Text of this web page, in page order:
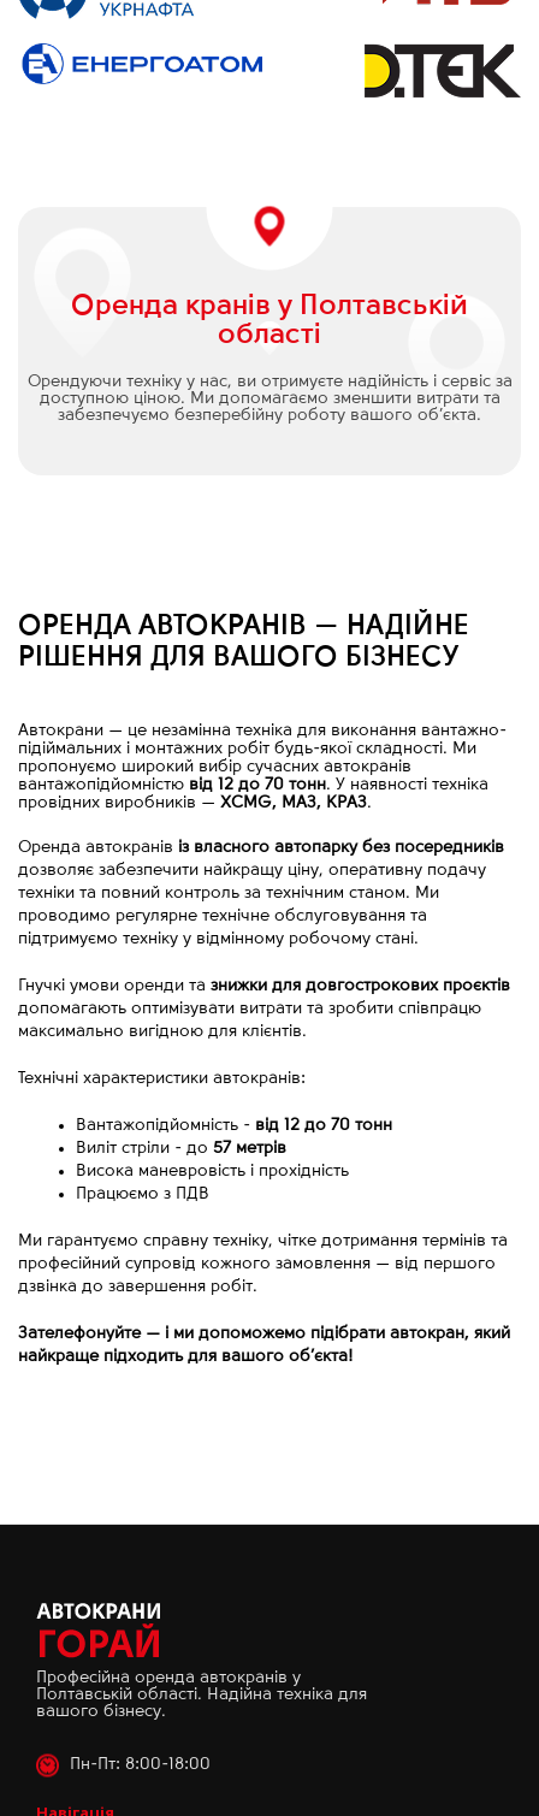
Оренда кранів у Полтавській
області
Орендуючи техніку у нас, ви отримуєте надійність і сервіс за
доступною ціною. Ми допомагаємо зменшити витрати та
забезпечуємо безперебійну роботу вашого об’єкта.
ОРЕНДА АВТОКРАНІВ — НАДІЙНЕ
РІШЕННЯ ДЛЯ ВАШОГО БІЗНЕСУ
Автокрани — це незамінна техніка для виконання вантажно-
підіймальних і монтажних робіт будь-якої складності. Ми
пропонуємо широкий вибір сучасних автокранів
вантажопідйомністю від 12 до 70 тонн. У наявності техніка
провідних виробників — XCMG, МАЗ, КРАЗ.
Оренда автокранів із власного автопарку без посередників
дозволяє забезпечити найкращу ціну, оперативну подачу
техніки та повний контроль за технічним станом. Ми
проводимо регулярне технічне обслуговування та
підтримуємо техніку у відмінному робочому стані.
Гнучкі умови оренди та знижки для довгострокових проєктів
допомагають оптимізувати витрати та зробити співпрацю
максимально вигідною для клієнтів.
Технічні характеристики автокранів:
Вантажопідйомність - від 12 до 70 тонн
Виліт стріли - до 57 метрів
Висока маневровість і прохідність
Працюємо з ПДВ
Ми гарантуємо справну техніку, чітке дотримання термінів та
професійний супровід кожного замовлення — від першого
дзвінка до завершення робіт.
Зателефонуйте — і ми допоможемо підібрати автокран, який
найкраще підходить для вашого об’єкта!
Професійна оренда автокранів у
Полтавській області. Надійна техніка для
вашого бізнесу.
Пн-Пт: 8:00-18:00